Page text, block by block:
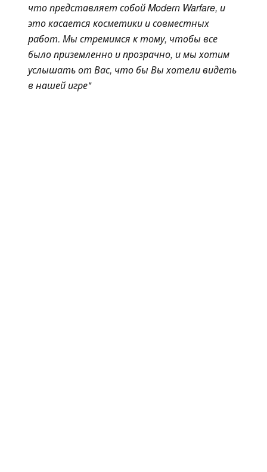
что представляет собой Modern Warfare, и
это касается косметики и совместных
работ. Мы стремимся к тому, чтобы все
было приземленно и прозрачно, и мы хотим
услышать от Вас, что бы Вы хотели видеть
в нашей игре"